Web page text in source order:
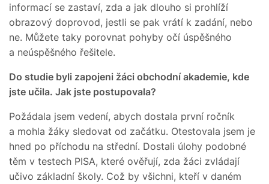
informací se zastaví, zda a jak dlouho si prohlíží
obrazový doprovod, jestli se pak vrátí k zadání, nebo
ne. Můžete taky porovnat pohyby očí úspěšného
a neúspěšného řešitele.
Do studie byli zapojeni žáci obchodní akademie, kde
jste učila. Jak jste postupovala?
Požádala jsem vedení, abych dostala první ročník
a mohla žáky sledovat od začátku. Otestovala jsem je
hned po příchodu na střední. Dostali úlohy podobné
těm v testech PISA, které ověřují, zda žáci zvládají
učivo základní školy. Což by všichni, kteří v daném